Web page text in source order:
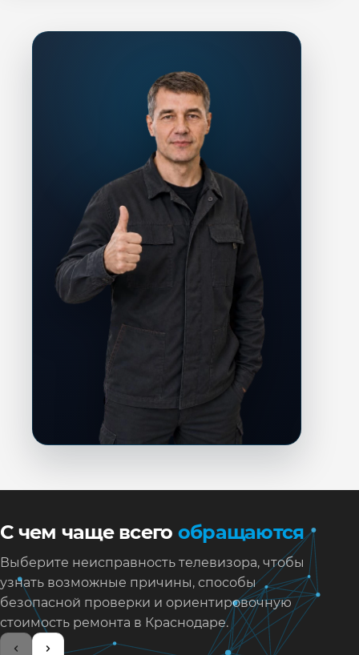
С чем чаще всего обращаются
Выберите неисправность телевизора, чтобы
узнать возможные причины, способы
безопасной проверки и ориентировочную
стоимость ремонта в Краснодаре.